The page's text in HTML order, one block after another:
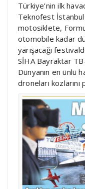
Türkiye’nin ilk
Teknofest İstanbul
motosiklete,
otomobile kadar
yarışacağı
SİHA Bayraktar
Dünyanın en ünlü
droneları kozlarını